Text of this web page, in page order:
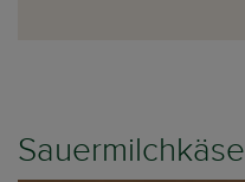
Sauermilchkäse